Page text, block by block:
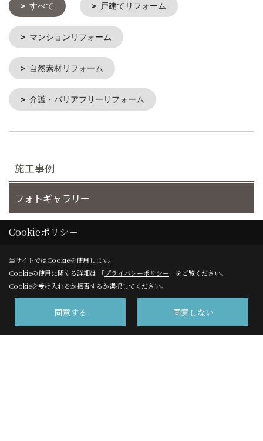
すべて 戸建てリフォーム
マンションリフォーム
自然素材リフォーム
介護・バリアフリーリフォーム
施工事例
フォトギャラリー
完工事例
お客様の声
株式会社サンエイ 高千穂事業部
Cookieポリシー
当サイトではCookieを使用します。
Cookieの使用に関する詳細は 「プライバシーポリシー 」をご覧ください。
Cookieを受け入れるか拒否するか選択してください。
同意する 同意しない